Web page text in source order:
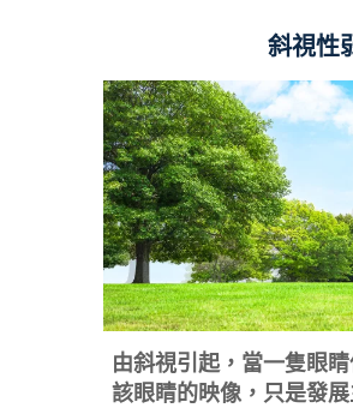
斜視性
由斜視引起，當一隻眼
該眼睛的映像，只是發